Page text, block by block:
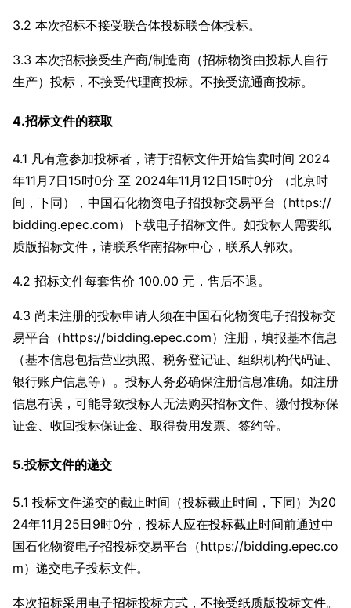
3.2 本次招标不接受联合体投标联合体投标。
3.3 本次招标接受生产商/制造商（招标物资由投标人自行
生产）投标，不接受代理商投标。不接受流通商投标。
4.招标文件的获取
4.1 凡有意参加投标者，请于招标文件开始售卖时间 2024
年11月7日15时0分 至 2024年11月12日15时0分 （北京时
间，下同），中国石化物资电子招投标交易平台（https://
bidding.epec.com）下载电子招标文件。如投标人需要纸
质版招标文件，请联系华南招标中心，联系人郭欢。
4.2 招标文件每套售价 100.00 元，售后不退。
4.3 尚未注册的投标申请人须在中国石化物资电子招投标交
易平台（https://bidding.epec.com）注册，填报基本信息
（基本信息包括营业执照、税务登记证、组织机构代码证、
银行账户信息等）。投标人务必确保注册信息准确。如注册
信息有误，可能导致投标人无法购买招标文件、缴付投标保
证金、收回投标保证金、取得费用发票、签约等。
5.投标文件的递交
5.1 投标文件递交的截止时间（投标截止时间，下同）为20
24年11月25日9时0分，投标人应在投标截止时间前通过中
国石化物资电子招投标交易平台（https://bidding.epec.co
m）递交电子投标文件。
本次招标采用电子招标投标方式，不接受纸质版投标文件。